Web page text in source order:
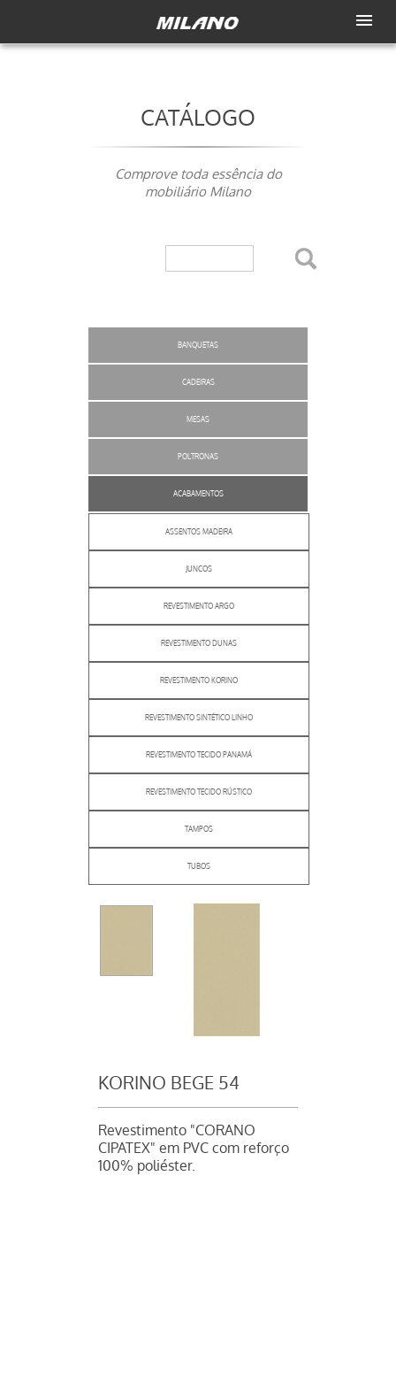
CATÁLOGO
Comprove toda essência do
mobiliário Milano
BANQUETAS
CADEIRAS
MESAS
POLTRONAS
ACABAMENTOS
ASSENTOS MADEIRA
JUNCOS
REVESTIMENTO ARGO
REVESTIMENTO DUNAS
REVESTIMENTO KORINO
REVESTIMENTO SINTÉTICO LINHO
REVESTIMENTO TECIDO PANAMÁ
REVESTIMENTO TECIDO RÚSTICO
TAMPOS
TUBOS
KORINO BEGE 54
Revestimento "CORANO
CIPATEX" em PVC com reforço
100% poliéster.